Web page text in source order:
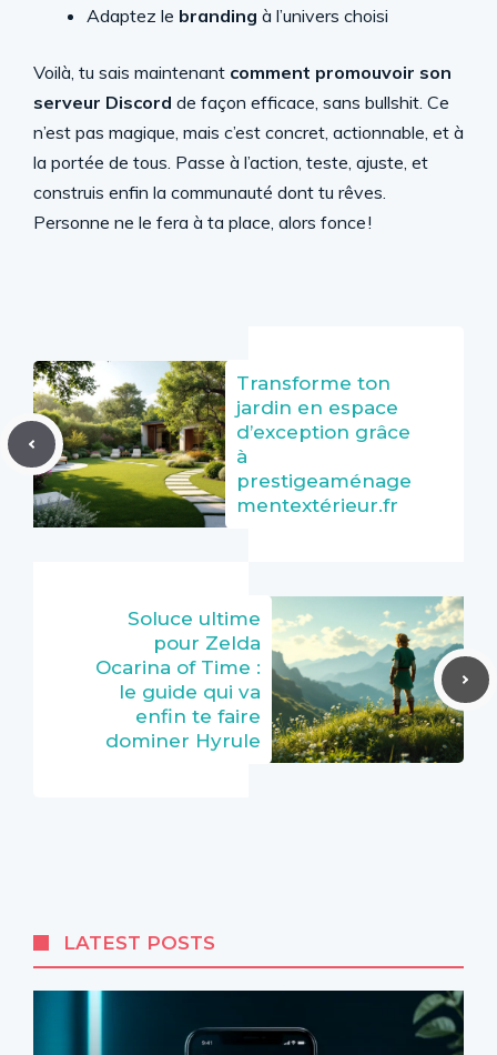
Adaptez le branding à l’univers choisi
Voilà, tu sais maintenant comment promouvoir son
serveur Discord de façon efficace, sans bullshit. Ce
n’est pas magique, mais c’est concret, actionnable, et à
la portée de tous. Passe à l’action, teste, ajuste, et
construis enfin la communauté dont tu rêves.
Personne ne le fera à ta place, alors fonce !
Transforme ton
jardin en espace
d’exception grâce
à
prestigeaménage
mentextérieur.fr
Soluce ultime
pour Zelda
Ocarina of Time :
le guide qui va
enfin te faire
dominer Hyrule
LATEST POSTS